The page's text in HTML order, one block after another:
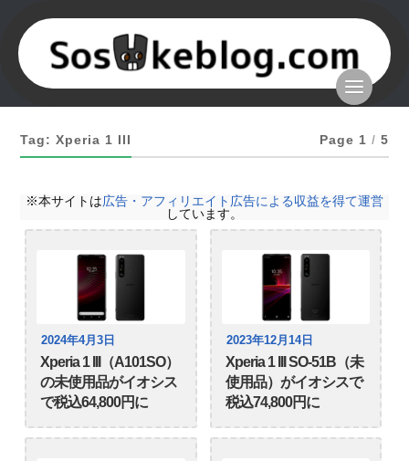
Tag: Xperia 1 III Page 1 / 5
※本サイトは広告・アフィリエイト広告による収益を得て運営
しています。
2024年4月3日
Xperia 1 III（A101SO）
の未使用品がイオシス
で税込64,800円に
2023年12月14日
Xperia 1 III SO-51B（未
使用品）がイオシスで
税込74,800円に